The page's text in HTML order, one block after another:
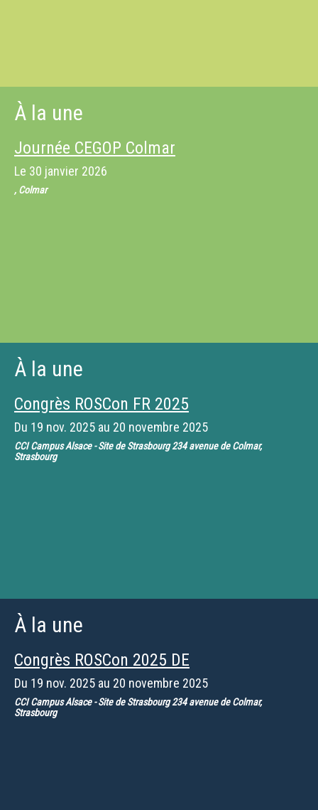
À la une
Journée CEGOP Colmar
Le 30 janvier 2026
, Colmar
À la une
Congrès ROSCon FR 2025
Du 19 nov. 2025 au 20 novembre 2025
CCI Campus Alsace - Site de Strasbourg 234 avenue de Colmar,
Strasbourg
À la une
Congrès ROSCon 2025 DE
Du 19 nov. 2025 au 20 novembre 2025
CCI Campus Alsace - Site de Strasbourg 234 avenue de Colmar,
Strasbourg